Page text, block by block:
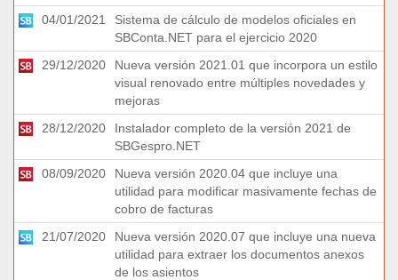
04/01/2021
Sistema de cálculo de modelos oficiales en
SBConta.NET para el ejercicio 2020
29/12/2020
Nueva versión 2021.01 que incorpora un estilo
visual renovado entre múltiples novedades y
mejoras
28/12/2020
Instalador completo de la versión 2021 de
SBGespro.NET
08/09/2020
Nueva versión 2020.04 que incluye una
utilidad para modificar masivamente fechas de
cobro de facturas
21/07/2020
Nueva versión 2020.07 que incluye una nueva
utilidad para extraer los documentos anexos
de los asientos